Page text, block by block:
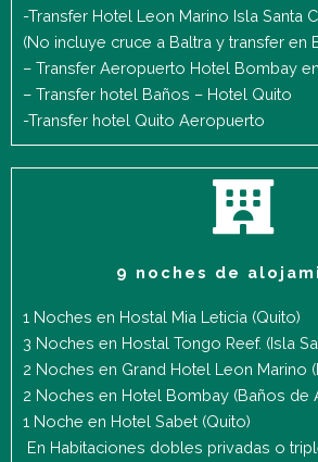
-Transfer Hotel Leon Marino Isla Santa
(No incluye cruce a Baltra y transfer en
– Transfer Aeropuerto Hotel Bombay
– Transfer hotel Baños – Hotel Quito
-Transfer hotel Quito Aeropuerto
9 noches de
1 Noches en Hostal Mia Leticia (Quito)
3 Noches en Hostal Tongo Reef. (Isla
2 Noches en Grand Hotel Leon Marino
2 Noches en Hotel Bombay (Baños de
1 Noche en Hotel Sabet (Quito)
En Habitaciones dobles privadas o